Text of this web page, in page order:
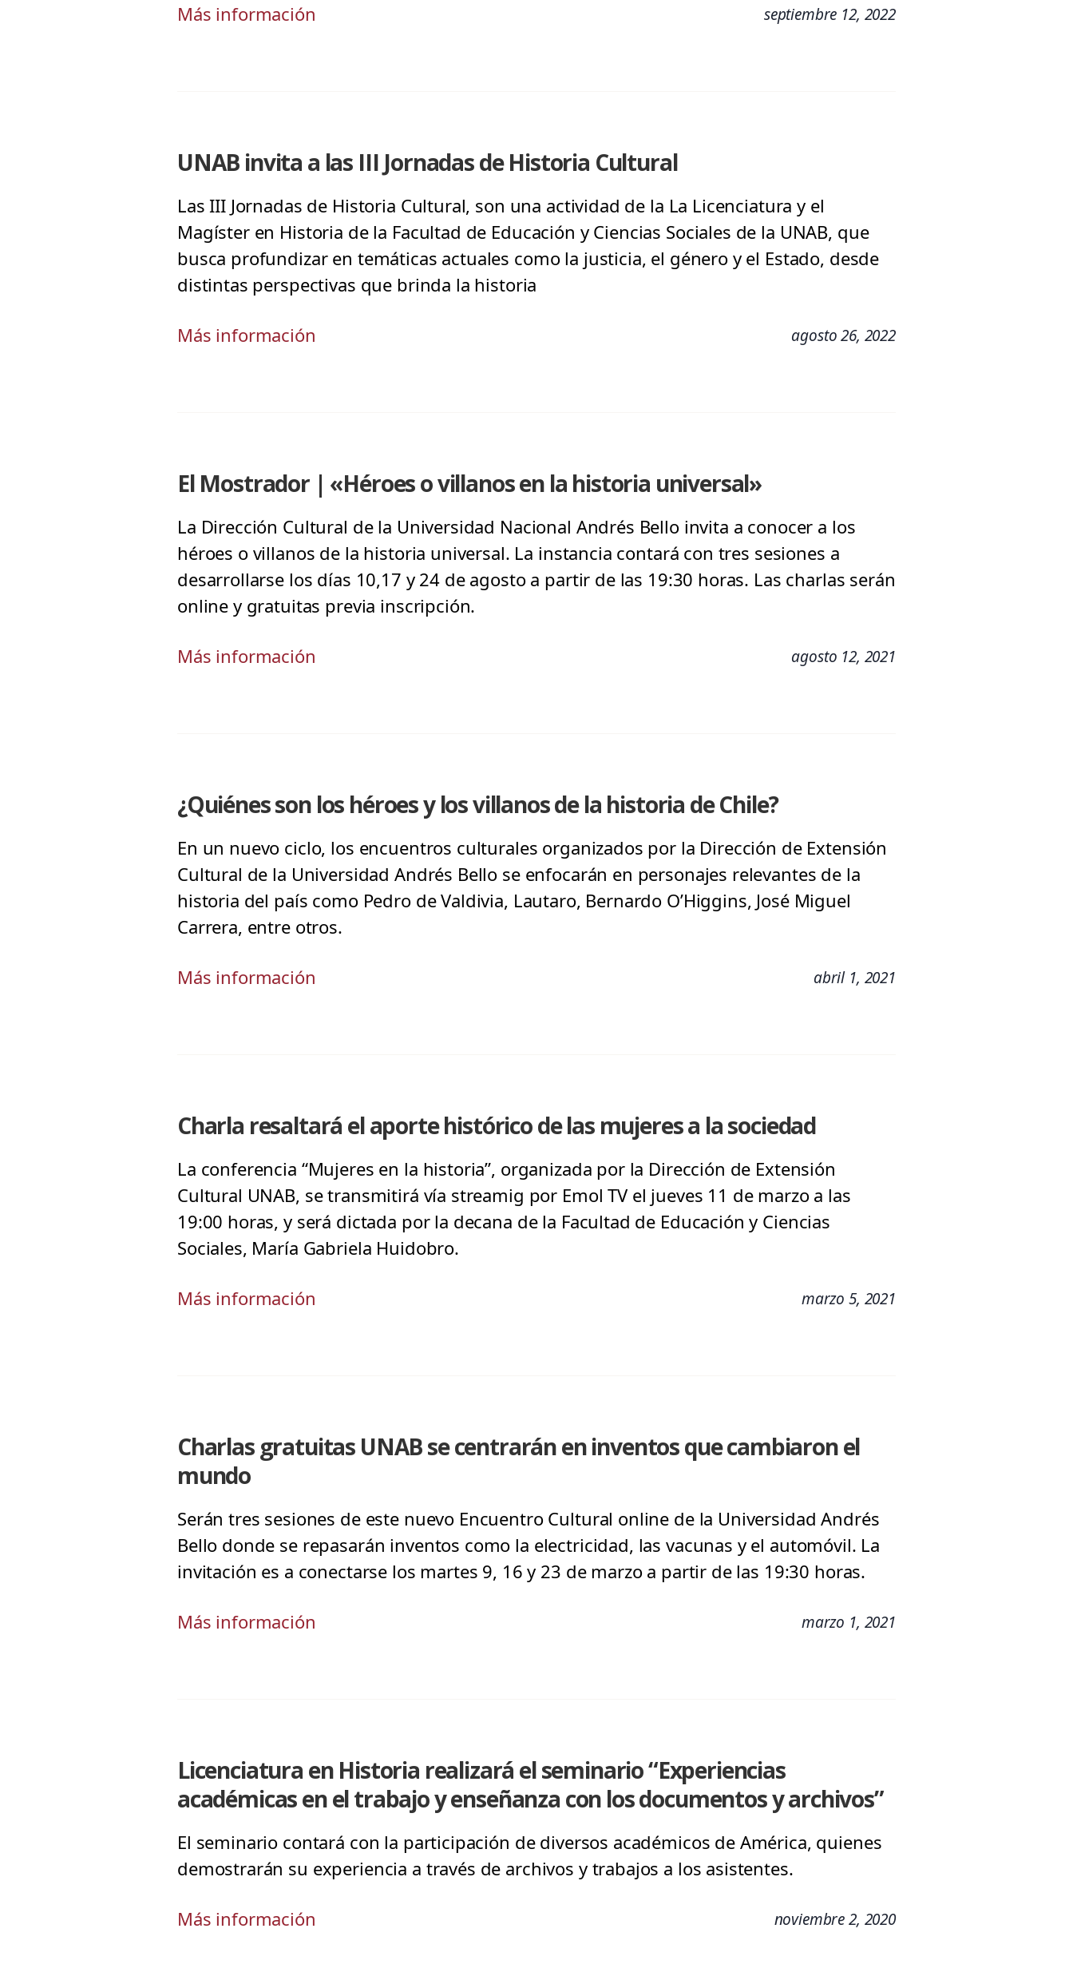
Más información septiembre 12, 2022
UNAB invita a las III Jornadas de Historia Cultural
Las III Jornadas de Historia Cultural, son una actividad de la La Licenciatura y el
Magíster en Historia de la Facultad de Educación y Ciencias Sociales de la UNAB, que
busca profundizar en temáticas actuales como la justicia, el género y el Estado, desde
distintas perspectivas que brinda la historia
Más información agosto 26, 2022
El Mostrador | «Héroes o villanos en la historia universal»
La Dirección Cultural de la Universidad Nacional Andrés Bello invita a conocer a los
héroes o villanos de la historia universal. La instancia contará con tres sesiones a
desarrollarse los días 10,17 y 24 de agosto a partir de las 19:30 horas. Las charlas serán
online y gratuitas previa inscripción.
Más información agosto 12, 2021
¿Quiénes son los héroes y los villanos de la historia de Chile?
En un nuevo ciclo, los encuentros culturales organizados por la Dirección de Extensión
Cultural de la Universidad Andrés Bello se enfocarán en personajes relevantes de la
historia del país como Pedro de Valdivia, Lautaro, Bernardo O’Higgins, José Miguel
Carrera, entre otros.
Más información abril 1, 2021
Charla resaltará el aporte histórico de las mujeres a la sociedad
La conferencia “Mujeres en la historia”, organizada por la Dirección de Extensión
Cultural UNAB, se transmitirá vía streamig por Emol TV el jueves 11 de marzo a las
19:00 horas, y será dictada por la decana de la Facultad de Educación y Ciencias
Sociales, María Gabriela Huidobro.
Más información marzo 5, 2021
Charlas gratuitas UNAB se centrarán en inventos que cambiaron el
mundo
Serán tres sesiones de este nuevo Encuentro Cultural online de la Universidad Andrés
Bello donde se repasarán inventos como la electricidad, las vacunas y el automóvil. La
invitación es a conectarse los martes 9, 16 y 23 de marzo a partir de las 19:30 horas.
Más información marzo 1, 2021
Licenciatura en Historia realizará el seminario “Experiencias
académicas en el trabajo y enseñanza con los documentos y archivos”
El seminario contará con la participación de diversos académicos de América, quienes
demostrarán su experiencia a través de archivos y trabajos a los asistentes.
Más información noviembre 2, 2020